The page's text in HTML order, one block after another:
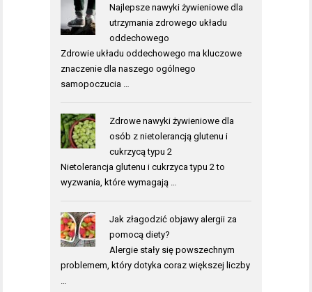
Najlepsze nawyki żywieniowe dla
utrzymania zdrowego układu
oddechowego
Zdrowie układu oddechowego ma kluczowe
znaczenie dla naszego ogólnego
samopoczucia …
Zdrowe nawyki żywieniowe dla
osób z nietolerancją glutenu i
cukrzycą typu 2
Nietolerancja glutenu i cukrzyca typu 2 to
wyzwania, które wymagają …
Jak złagodzić objawy alergii za
pomocą diety?
Alergie stały się powszechnym
problemem, który dotyka coraz większej liczby